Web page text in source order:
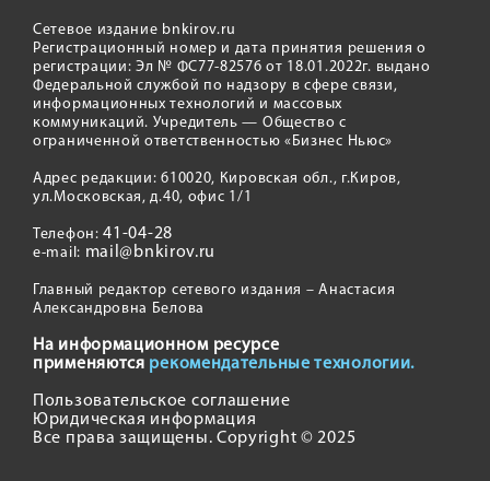
Сетевое издание bnkirov.ru
Регистрационный номер и дата принятия решения о
регистрации: Эл № ФС77-82576 от 18.01.2022г. выдано
Федеральной службой по надзору в сфере связи,
информационных технологий и массовых
коммуникаций. Учредитель — Общество с
ограниченной ответственностью «Бизнес Ньюс»
Адрес редакции: 610020, Кировская обл., г.Киров,
ул.Московская, д.40, офис 1/1
Телефон:41-04-28
e-mail: mail@bnkirov.ru
Главный редактор сетевого издания – Анастасия
Александровна Белова
На информационном ресурсе
применяются рекомендательные технологии.
Пользовательское соглашение
Юридическая информация
Все права защищены. Copyright © 2025